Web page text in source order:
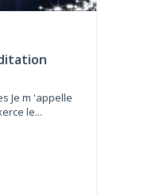
Je m 'appelle
le...